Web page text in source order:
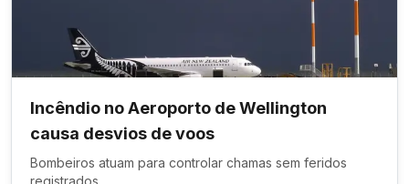
Incêndio no Aeroporto de Wellington
causa desvios de voos
Bombeiros atuam para controlar chamas sem feridos
registrados